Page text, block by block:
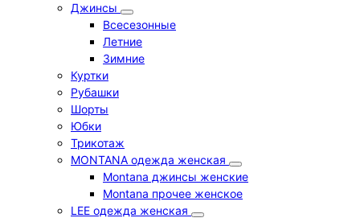
Джинсы
Всесезонные
Летние
Зимние
Куртки
Рубашки
Шорты
Юбки
Трикотаж
MONTANA одежда женская
Montana джинсы женские
Montana прочее женское
LEE одежда женская